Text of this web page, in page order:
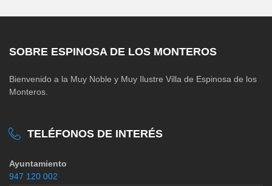
SOBRE ESPINOSA DE LOS MONTEROS
Bienvenido a la Muy Noble y Muy Ilustre Villa de Espinosa de los
Monteros.
TELÉFONOS DE INTERÉS
Ayuntamiento
947 120 002